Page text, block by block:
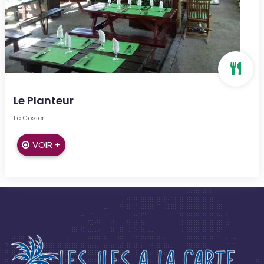
Le Planteur
Le Gosier
VOIR +